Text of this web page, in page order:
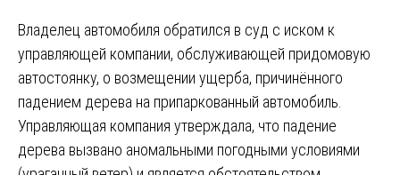
Владелец автомобиля обратился в суд с иском к
управляющей компании, обслуживающей придомовую
автостоянку, о возмещении ущерба, причинённого
падением дерева на припаркованный автомобиль.
Управляющая компания утверждала, что падение
дерева вызвано аномальными погодными условиями